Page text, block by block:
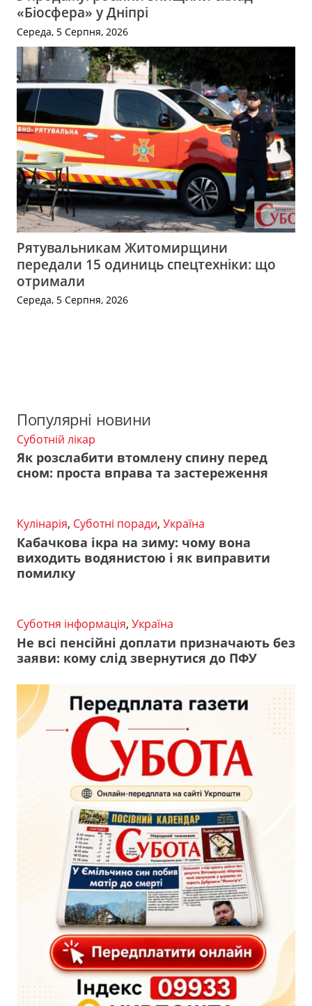
«Біосфера» у Дніпрі
Середа, 5 Серпня, 2026
Рятувальникам Житомирщини
передали 15 одиниць спецтехніки: що
отримали
Середа, 5 Серпня, 2026
Популярні новини
Суботній лікар
Як розслабити втомлену спину перед
сном: проста вправа та застереження
Кулінарія, Суботні поради, Україна
Кабачкова ікра на зиму: чому вона
виходить водянистою і як виправити
помилку
Суботня інформація, Україна
Не всі пенсійні доплати призначають без
заяви: кому слід звернутися до ПФУ